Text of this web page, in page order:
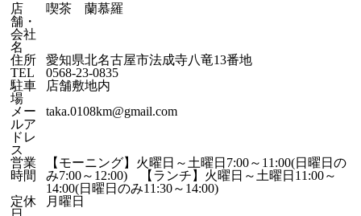
店
舗・
会社
名
喫茶 蘭慕羅
住所
愛知県北名古屋市法成寺八竜13番地
TEL
0568-23-0835
駐車
場
店舗敷地内
メー
ルア
ドレ
ス
taka.0108km@gmail.com
営業
時間
【モーニング】火曜日～土曜日7:00～11:00(日曜日の
み7:00～12:00) 【ランチ】火曜日～土曜日11:00～
14:00(日曜日のみ11:30～14:00)
定休
月曜日